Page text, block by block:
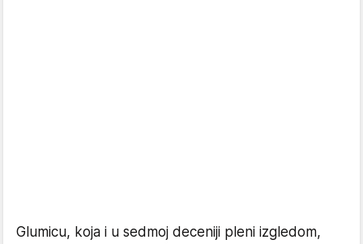
Glumicu, koja i u sedmoj deceniji pleni izgledom,